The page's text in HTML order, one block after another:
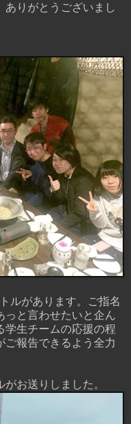
ありがとうございまし
ルがあります。ご指名
っと言わせたいと企ん
学生チームの応援の程
ご報告できるよう全力
お送りしました。